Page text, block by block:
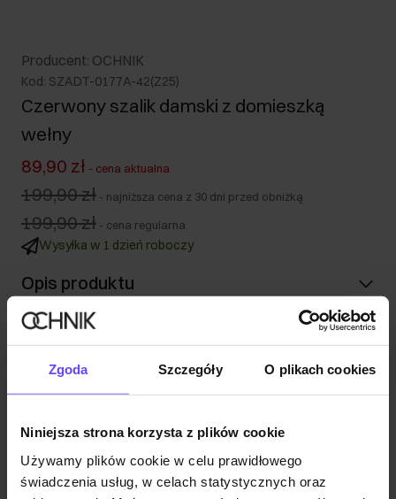
Zgoda Szczegóły O plikach cookies
Niniejsza strona korzysta z plików cookie
Używamy plików cookie w celu prawidłowego
świadczenia usług, w celach statystycznych oraz
Producent: OCHNIK
Kod: SZADT-0177A-42(Z25)
Czerwony szalik damski z domieszką
wełny
89,90 zł - cena aktualna
199,90 zł - najniższa cena z 30 dni przed obniżką
199,90 zł - cena regularna
Wysyłka w 1 dzień roboczy
Opis produktu
Szczegóły
Skład i wymiary
Opinie